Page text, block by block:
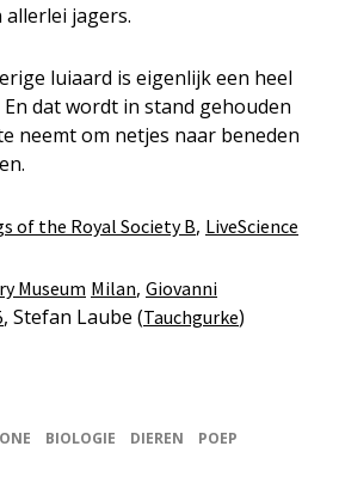
jagers.
luiaard is eigenlijk een heel
En dat wordt in stand gehouden
neemt om netjes naar beneden
of the Royal Society B, LiveScience
Museum Milan, Giovanni
, Stefan Laube (Tauchgurke)
BIOLOGIE DIEREN
POEP